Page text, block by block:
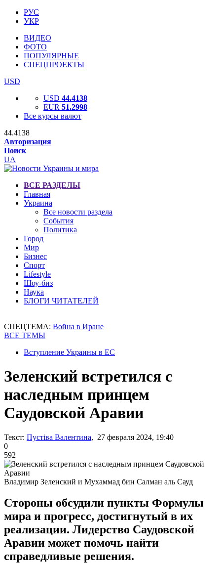
РУС
УКР
ВИДЕО
ФОТО
ПОПУЛЯРНЫЕ
СПЕЦПРОЕКТЫ
USD
USD 44.4138
EUR 51.2998
Все курсы валют
44.4138
Авторизация
Поиск
UA
ВСЕ РАЗДЕЛЫ
Главная
Украина
Все новости раздела
События
Политика
Город
Мир
Бизнес
Спорт
Lifestyle
Шоу-биз
Наука
БЛОГИ ЧИТАТЕЛЕЙ
СПЕЦТЕМА: Война в Иране
ВСЕ ТЕМЫ
Вступление Украины в ЕС
Зеленский встретился с
наследным принцем
Саудовской Аравии
Текст: Пустіва Валентина, 27 февраля 2024, 19:40
0
592
Владимир Зеленский и Мухаммад бин Салман аль Сауд
Стороны обсудили пункты Формулы
мира и прогресс, достигнутый в их
реализации. Лидерство Саудовской
Аравии может помочь найти
справедливые решения.